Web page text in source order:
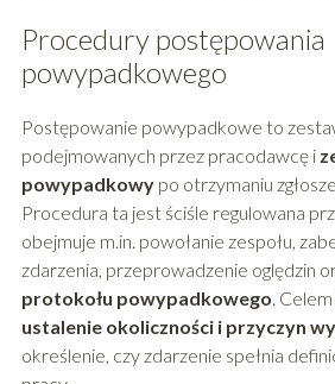
Procedury postępowania
powypadkowego
Postępowanie powypadkowe to
podejmowanych przez pracodawcę i
powypadkowypo otrzymaniu
Procedura ta jest ściśle regulowana
obejmuje m.in. powołanie zespołu,
zdarzenia, przeprowadzenie oględzin
protokołu powypadkowego.
ustalenie okoliczności i przyczyn
określenie, czy zdarzenie spełnia